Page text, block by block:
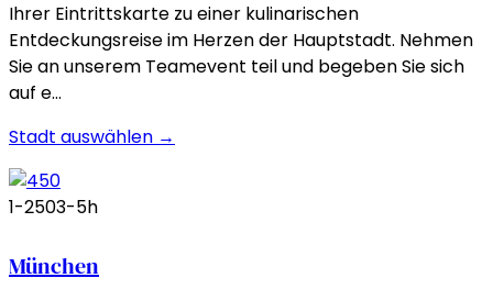
Ihrer Eintrittskarte zu einer kulinarischen
Entdeckungsreise im Herzen der Hauptstadt. Nehmen
Sie an unserem Teamevent teil und begeben Sie sich
auf e…
Stadt auswählen →
1-2503-5h
München